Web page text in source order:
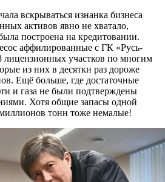
вскрываться изнанка бизнеса
активов явно не хватало,
построена на кредитовании.
аффилированные с ГК «Русь-
участков по многим
из них в десятки раз дороже
Ещё больше, где достаточные
и газа не были подтверждены
Хотя общие запасы одной
тонн тоже немалые!